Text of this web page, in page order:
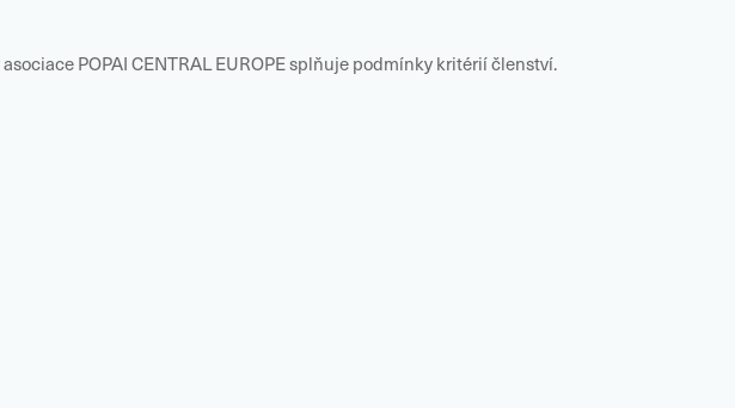
POPAI CENTRAL EUROPE splňuje podmínky kritérií členství.